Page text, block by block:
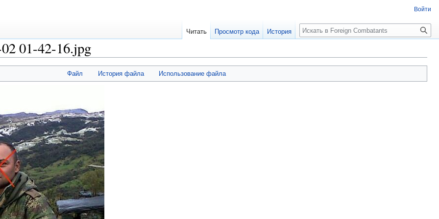
01-42-16.jpg
Файл История файла Использование файла
Войти
Читать Просмотр кода История